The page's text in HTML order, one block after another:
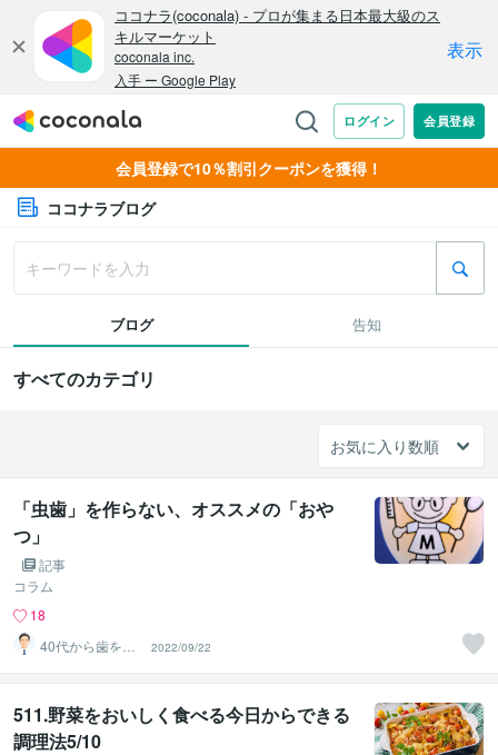
会員登録で10％割引クーポンを獲得！
ココナラブログ
ブログ 告知
すべてのカテゴリ
「虫歯」を作らない、オススメの「おや
つ」
記事
コラム
18
40代から歯を失
わない個別相談
します
2022/09/22
511.野菜をおいしく食べる今日からできる
調理法5/10